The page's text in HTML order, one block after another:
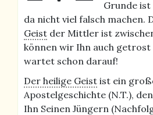
Grunde ist
da nicht viel falsch machen.
Geist der Mittler ist
können wir Ihn auch getrost
wartet schon darauf!
Der heilige Geist ist ein
Apostelgeschichte (N.T.),
Ihn Seinen Jüngern